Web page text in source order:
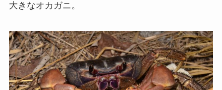
大きなオカガニ。